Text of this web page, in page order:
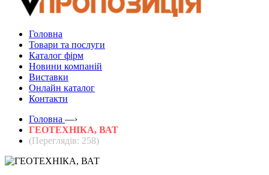
Головна
Товари та послуги
Каталог фірм
Новини компаній
Виставки
Онлайн каталог
Контакти
Головна —›
ГЕОТЕХНІКА, ВАТ
(Переглядів: 258)